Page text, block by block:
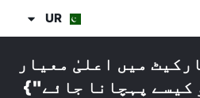
UR
مارکیٹ میں اعلیٰ معیار
کیسے پہچانا جائے"}